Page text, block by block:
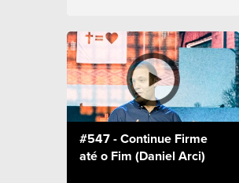
#547 - Continue Firme
até o Fim (Daniel Arci)